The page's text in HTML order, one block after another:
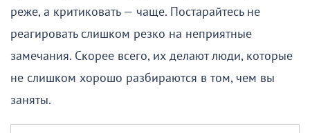
реже, а критиковать — чаще. Постарайтесь не
реагировать слишком резко на неприятные
замечания. Скорее всего, их делают люди, которые
не слишком хорошо разбираются в том, чем вы
заняты.